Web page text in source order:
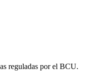
reguladas por el BCU.